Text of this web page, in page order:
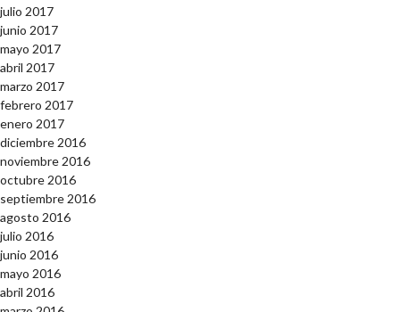
julio 2017
junio 2017
mayo 2017
abril 2017
marzo 2017
febrero 2017
enero 2017
diciembre 2016
noviembre 2016
octubre 2016
septiembre 2016
agosto 2016
julio 2016
junio 2016
mayo 2016
abril 2016